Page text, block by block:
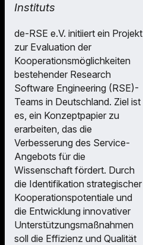
Instituts
de-RSE e.V. initiiert ein Projekt
zur Evaluation der
Kooperationsmöglichkeiten
bestehender Research
Software Engineering (RSE)-
Teams in Deutschland. Ziel ist
es, ein Konzeptpapier zu
erarbeiten, das die
Verbesserung des Service-
Angebots für die
Wissenschaft fördert. Durch
die Identifikation strategischer
Kooperationspotentiale und
die Entwicklung innovativer
Unterstützungsmaßnahmen
soll die Effizienz und Qualität